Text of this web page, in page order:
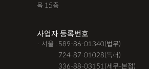
옥 15층
사업자 등록번호
· 서울 : 589-86-01340(법무)
724-87-01028(특허)
336-88-03151(세무-본점)